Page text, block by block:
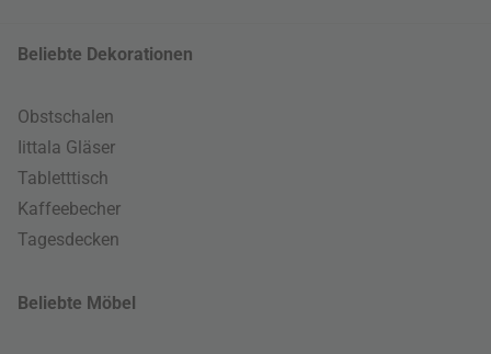
Beliebte Dekorationen
Obstschalen
Iittala Gläser
Tabletttisch
Kaffeebecher
Tagesdecken
Beliebte Möbel